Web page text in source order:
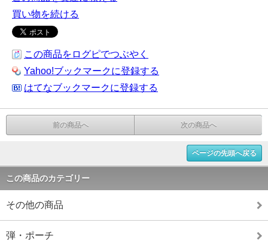
買い物を続ける
この商品をログピでつぶやく
Yahoo!ブックマークに登録する
はてなブックマークに登録する
前の商品へ 次の商品へ
ページの先頭へ戻る
この商品のカテゴリー
その他の商品
弾・ポーチ